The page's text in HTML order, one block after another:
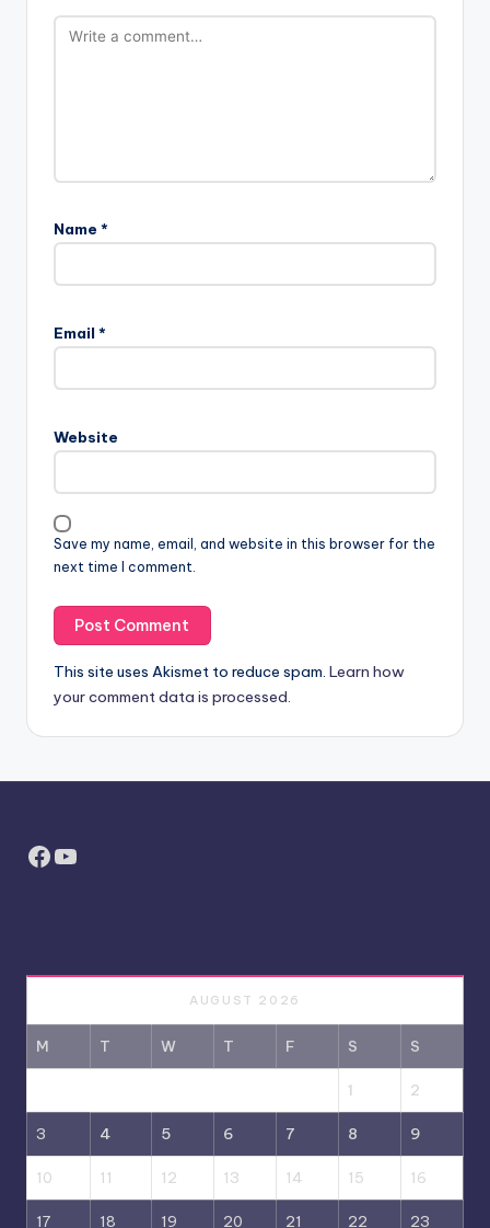
Name *
Email *
Website
Save my name, email, and website in this browser for the
next time I comment.
This site uses Akismet to reduce spam. Learn how
your comment data is processed.
Facebook
YouTube
AUGUST 2026
M T W T F S S
1 2
3 4 5 6 7 8 9
10 11 12 13 14 15 16
17 18 19 20 21 22 23